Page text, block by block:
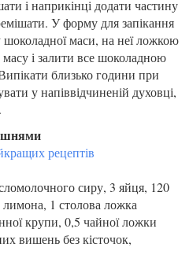
і наприкінці додати частину
У форму для запікання
маси, на неї ложкою
і залити все шоколадною
близько години при
у напіввідчиненій духовці,
сиру, 3 яйця, 120
1 столова ложка
крупи, 0,5 чайної ложки
вишень без кісточок,